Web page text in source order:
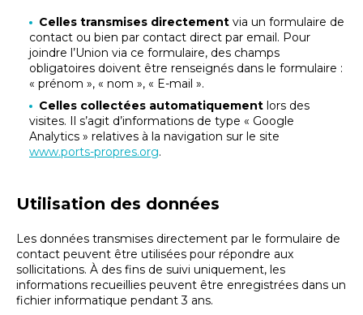
Celles transmises directement via un formulaire de
contact ou bien par contact direct par email. Pour
joindre l’Union via ce formulaire, des champs
obligatoires doivent être renseignés dans le formulaire :
« prénom », « nom », « E-mail ».
Celles collectées automatiquement lors des
visites. Il s’agit d’informations de type « Google
Analytics » relatives à la navigation sur le site
www.ports-propres.org.
Utilisation des données
Les données transmises directement par le formulaire de
contact peuvent être utilisées pour répondre aux
sollicitations. À des fins de suivi uniquement, les
informations recueillies peuvent être enregistrées dans un
fichier informatique pendant 3 ans.